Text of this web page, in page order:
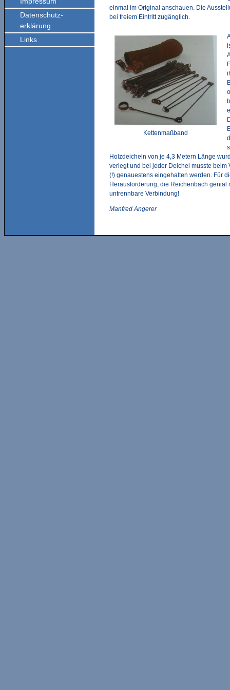
Datenschutz-
erklärung
Links
einmal im Original anschauen. Die
bei freiem Eintritt zugänglich.
Kettenmaßband
Holzdeicheln von je 4,3 Metern Länge
verlegt und bei jeder Deichel musste
(!) genauestens eingehalten werden. Für
Herausforderung, die Reichenbach
untrennbare Verbindung!
Manfred Angerer